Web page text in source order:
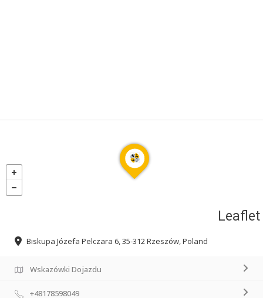
Leaflet
Biskupa Józefa Pelczara 6, 35-312 Rzeszów, Poland
Wskazówki Dojazdu
+48178598049